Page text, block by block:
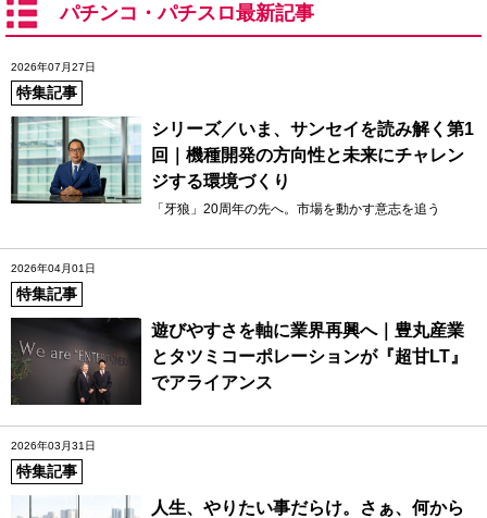
パチンコ・パチスロ最新記事
2026年07月27日
特集記事
シリーズ／いま、サンセイを読み解く第1
回｜機種開発の方向性と未来にチャレン
ジする環境づくり
「牙狼」20周年の先へ。市場を動かす意志を追う
2026年04月01日
特集記事
遊びやすさを軸に業界再興へ｜豊丸産業
とタツミコーポレーションが『超甘LT』
でアライアンス
2026年03月31日
特集記事
人生、やりたい事だらけ。さぁ、何から